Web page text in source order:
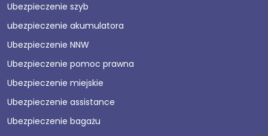
Ubezpieczenie szyb
ubezpieczenie akumulatora
Ubezpieczenie NNW
Ubezpieczenie pomoc prawna
Ubezpieczenie miejskie
Ubezpieczenie assistance
Ubezpieczenie bagażu